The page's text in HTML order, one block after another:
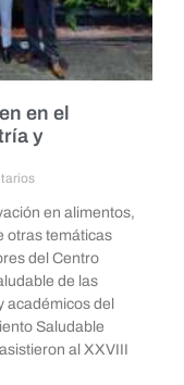
en el
y
en alimentos,
otras temáticas
del Centro
de las
académicos del
Saludable
al XXVIII